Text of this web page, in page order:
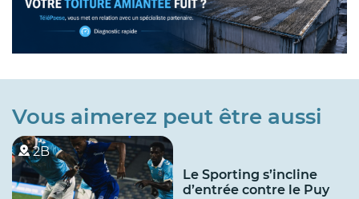
Vous aimerez peut être aussi
2B
Le Sporting s’incline
d’entrée contre le Puy